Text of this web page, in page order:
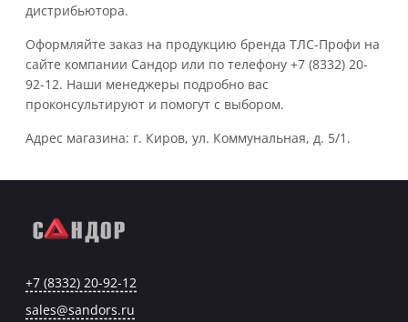
дистрибьютора.
Оформляйте заказ на продукцию бренда ТЛС-Профи на
сайте компании Сандор или по телефону +7 (8332) 20-
92-12. Наши менеджеры подробно вас
проконсультируют и помогут с выбором.
Адрес магазина: г. Киров, ул. Коммунальная, д. 5/1.
+7 (8332) 20-92-12
sales@sandors.ru